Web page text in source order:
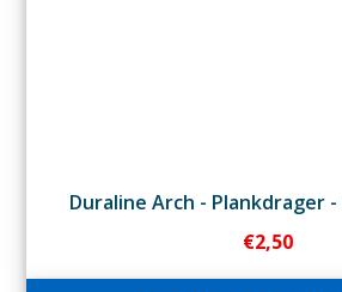
Duraline Arch - Plankdrager
€2,50